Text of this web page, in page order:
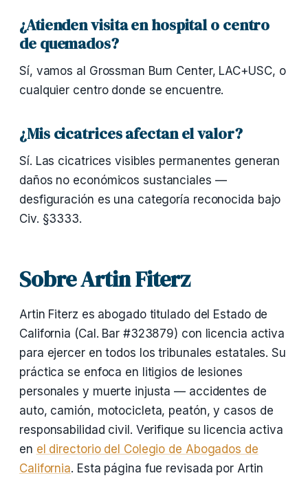
¿Atienden visita en hospital o centro
de quemados?
Sí, vamos al Grossman Burn Center, LAC+USC, o
cualquier centro donde se encuentre.
¿Mis cicatrices afectan el valor?
Sí. Las cicatrices visibles permanentes generan
daños no económicos sustanciales —
desfiguración es una categoría reconocida bajo
Civ. §3333.
Sobre Artin Fiterz
Artin Fiterz es abogado titulado del Estado de
California (Cal. Bar #323879) con licencia activa
para ejercer en todos los tribunales estatales. Su
práctica se enfoca en litigios de lesiones
personales y muerte injusta — accidentes de
auto, camión, motocicleta, peatón, y casos de
responsabilidad civil. Verifique su licencia activa
en el directorio del Colegio de Abogados de
California. Esta página fue revisada por Artin